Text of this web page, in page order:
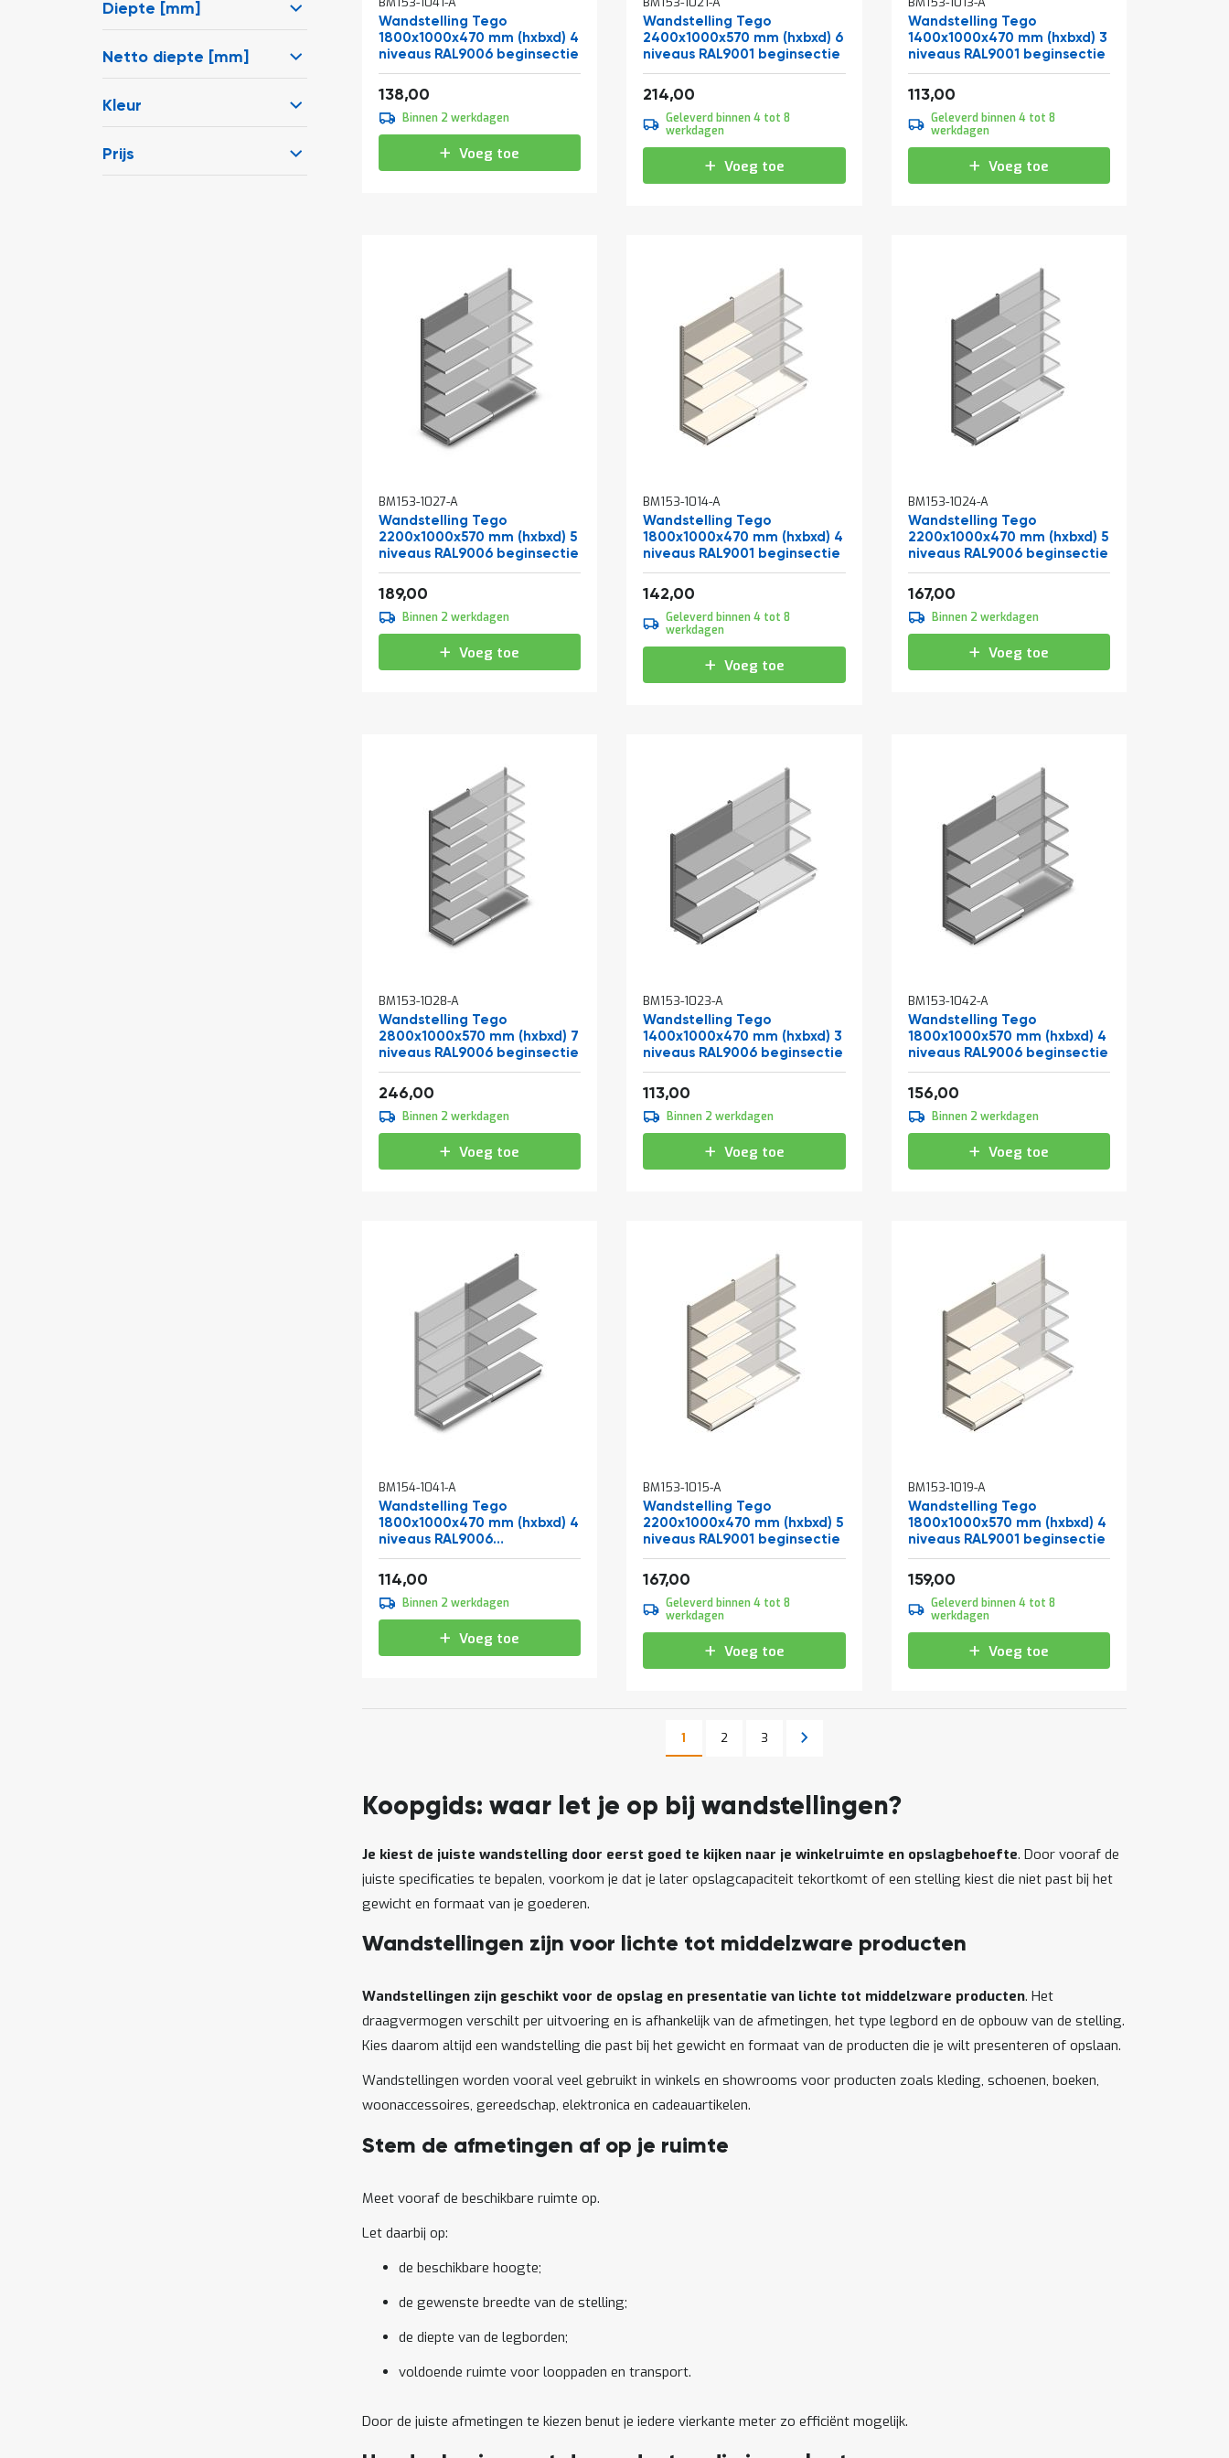
Diepte [mm]
Netto diepte [mm]
Kleur
Prijs
Wandstelling Tego
1800x1000x470 mm (hxbxd) 4
niveaus RAL9006 beginsectie
Vanaf
138,00
Binnen 2 werkdagen
Voeg toe
Wandstelling Tego
2400x1000x570 mm (hxbxd) 6
niveaus RAL9001 beginsectie
Vanaf
214,00
Geleverd binnen 4 tot 8
werkdagen
Voeg toe
Wandstelling Tego
1400x1000x470 mm (hxbxd) 3
niveaus RAL9001 beginsectie
Vanaf
113,00
Geleverd binnen 4 tot 8
werkdagen
Voeg toe
BM153-1027-A
Wandstelling Tego
2200x1000x570 mm (hxbxd) 5
niveaus RAL9006 beginsectie
Vanaf
189,00
Binnen 2 werkdagen
Voeg toe
BM153-1014-A
Wandstelling Tego
1800x1000x470 mm (hxbxd) 4
niveaus RAL9001 beginsectie
Vanaf
142,00
Geleverd binnen 4 tot 8
werkdagen
Voeg toe
BM153-1024-A
Wandstelling Tego
2200x1000x470 mm (hxbxd) 5
niveaus RAL9006 beginsectie
Vanaf
167,00
Binnen 2 werkdagen
Voeg toe
BM153-1028-A
Wandstelling Tego
2800x1000x570 mm (hxbxd) 7
niveaus RAL9006 beginsectie
Vanaf
246,00
Binnen 2 werkdagen
Voeg toe
BM153-1023-A
Wandstelling Tego
1400x1000x470 mm (hxbxd) 3
niveaus RAL9006 beginsectie
Vanaf
113,00
Binnen 2 werkdagen
Voeg toe
BM153-1042-A
Wandstelling Tego
1800x1000x570 mm (hxbxd) 4
niveaus RAL9006 beginsectie
Vanaf
156,00
Binnen 2 werkdagen
Voeg toe
BM154-1041-A
Wandstelling Tego
1800x1000x470 mm (hxbxd) 4
niveaus RAL9006
aanbouwsectie
Vanaf
114,00
Binnen 2 werkdagen
Voeg toe
BM153-1015-A
Wandstelling Tego
2200x1000x470 mm (hxbxd) 5
niveaus RAL9001 beginsectie
Vanaf
167,00
Geleverd binnen 4 tot 8
werkdagen
Voeg toe
BM153-1019-A
Wandstelling Tego
1800x1000x570 mm (hxbxd) 4
niveaus RAL9001 beginsectie
Vanaf
159,00
Geleverd binnen 4 tot 8
werkdagen
Voeg toe
Pagina
U lees momenteel pagina
1 Pagina
2 Pagina
3 Pagina
Volgende
Koopgids: waar let je op bij wandstellingen?
Je kiest de juiste wandstelling door eerst goed te kijken naar je winkelruimte en opslagbehoefte. Door vooraf de
juiste specificaties te bepalen, voorkom je dat je later opslagcapaciteit tekortkomt of een stelling kiest die niet past bij het
gewicht en formaat van je goederen.
Wandstellingen zijn voor lichte tot middelzware producten
Wandstellingen zijn geschikt voor de opslag en presentatie van lichte tot middelzware producten. Het
draagvermogen verschilt per uitvoering en is afhankelijk van de afmetingen, het type legbord en de opbouw van de stelling.
Kies daarom altijd een wandstelling die past bij het gewicht en formaat van de producten die je wilt presenteren of opslaan.
Wandstellingen worden vooral veel gebruikt in winkels en showrooms voor producten zoals kleding, schoenen, boeken,
woonaccessoires, gereedschap, elektronica en cadeauartikelen.
Stem de afmetingen af op je ruimte
Meet vooraf de beschikbare ruimte op.
Let daarbij op:
de beschikbare hoogte;
de gewenste breedte van de stelling;
de diepte van de legborden;
voldoende ruimte voor looppaden en transport.
Door de juiste afmetingen te kiezen benut je iedere vierkante meter zo efficiënt mogelijk.